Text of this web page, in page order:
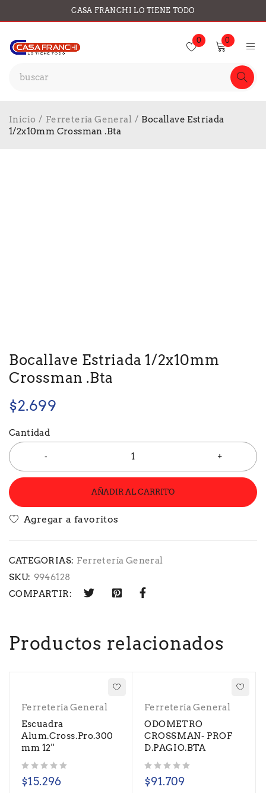
CASA FRANCHI LO TIENE TODO
0 0
Inicio / Ferretería General / Bocallave Estriada
1/2x10mm Crossman .Bta
Bocallave Estriada 1/2x10mm
Crossman .Bta
$2.699
Cantidad
AÑADIR AL CARRITO
CATEGORIAS: Ferretería General
SKU: 9946128
COMPARTIR:
Productos relacionados
Ferretería General
Escuadra
Alum.Cross.Pro.300
mm 12"
$15.296
Ferretería General
ODOMETRO
CROSSMAN- PROF
D.PAGIO.BTA
$91.709